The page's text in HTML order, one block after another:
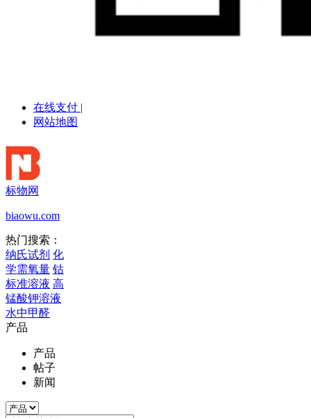
在线支付 |
网站地图
标物网
biaowu.com
热门搜索：
纳氏试剂 化
学需氧量 钴
标准溶液 高
锰酸钾溶液
水中甲醛
产品
产品
帖子
新闻